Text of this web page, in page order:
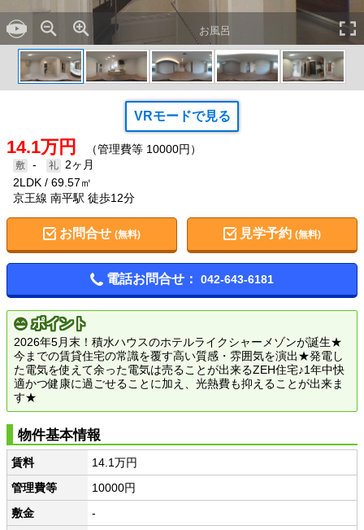
お風呂
VRモードで見る
14.1万円 （管理費等 10000円）
-
2ヶ月
2LDK
69.57㎡
京王線 南平駅 徒歩12分
お問合せ (無料) 見学予約(無料)
電話お問合せ： 042-643-6181
ポイント
2026年5月末！積水ハウスのホテルライクシャーメゾンが誕生★
今までの賃貸住宅の常識を覆す高い質感・雰囲気を演出★発電し
た電気を使えて余った電気は売ることが出来るZEH住宅♪1年中快
適かつ健康に過ごせることに加え、光熱費も抑えることが出来ま
す★
物件基本情報
賃料
14.1万円
管理費等
10000円
敷金
-